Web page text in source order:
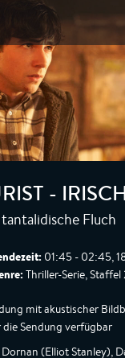
-
Fluch
01:45 - 02:45,
Thriller-Serie, Staffel
mit akustischer
Sendung verfügbar
(Elliot Stanley),